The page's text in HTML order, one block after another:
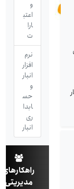
اعتب
ارا
ت
نرم
افزار
انبار
حس
ابدا
ری
انبار
راهکارهای
مدیریتی